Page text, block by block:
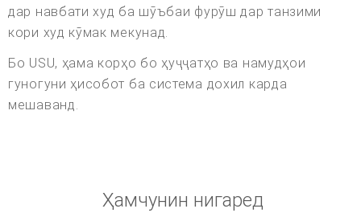
дар навбати худ ба шӯъбаи фурӯш дар танзими
кори худ кӯмак мекунад.
Бо USU, ҳама корҳо бо ҳуҷҷатҳо ва намудҳои
гуногуни ҳисобот ба система дохил карда
мешаванд.
Ҳамчунин нигаред